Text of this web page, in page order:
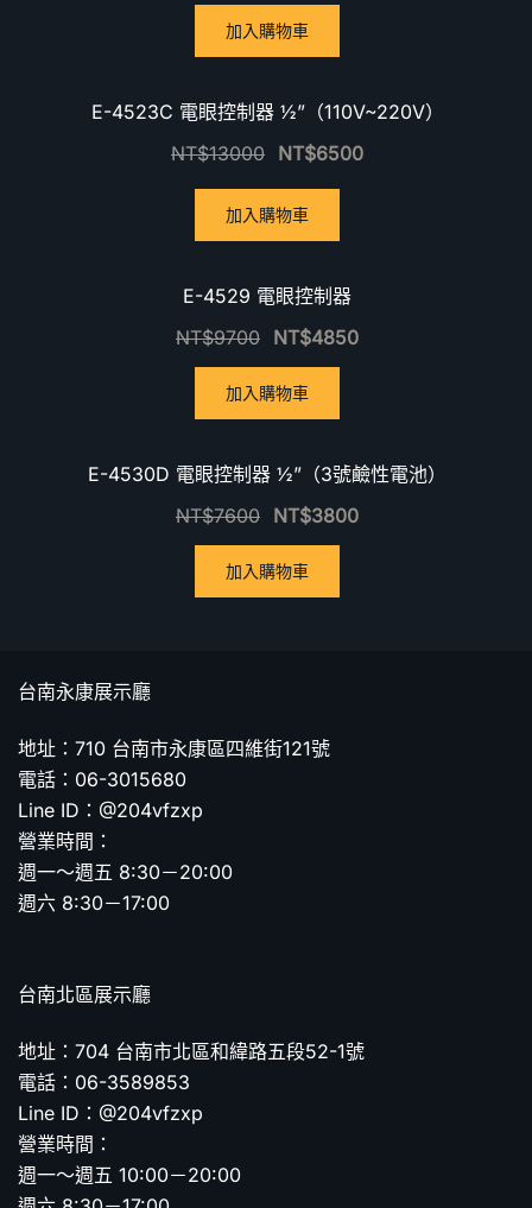
加入購物車
優惠中！E-4523C 電眼控制器 ½”（110V~220V）
NT$13000 NT$6500
加入購物車
E-4529 電眼控制器
NT$9700 NT$4850
加入購物車
優惠中！E-4530D 電眼控制器 ½”（3號鹼性電池）
NT$7600 NT$3800
加入購物車
台南永康展示廳
地址：710 台南市永康區四維街121號
電話：06-3015680
Line ID：@204vfzxp
營業時間：
週一～週五 8:30－20:00
週六 8:30－17:00
台南北區展示廳
地址：704 台南市北區和緯路五段52-1號
電話：06-3589853
Line ID：@204vfzxp
營業時間：
週一～週五 10:00－20:00